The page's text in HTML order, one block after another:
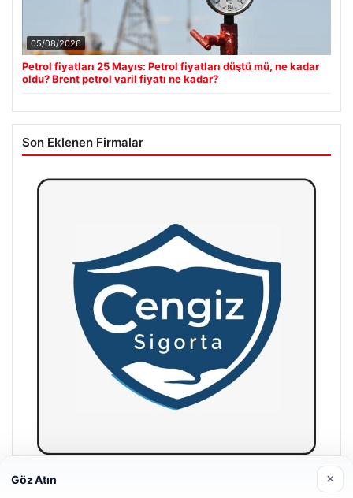
05/08/2026
Petrol fiyatları 25 Mayıs: Petrol fiyatları düştü mü, ne kadar
oldu? Brent petrol varil fiyatı ne kadar?
Son Eklenen Firmalar
Hastaş Beton
Göz Atın ×